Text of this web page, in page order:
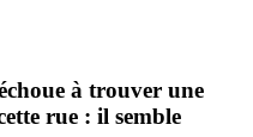
à trouver une
rue : il semble